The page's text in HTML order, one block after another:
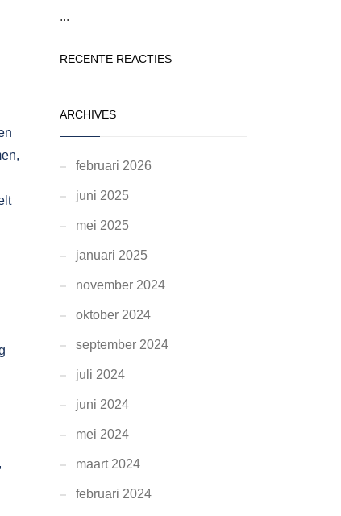
...
RECENTE REACTIES
ARCHIVES
februari 2026
juni 2025
mei 2025
januari 2025
november 2024
oktober 2024
september 2024
juli 2024
juni 2024
mei 2024
maart 2024
februari 2024